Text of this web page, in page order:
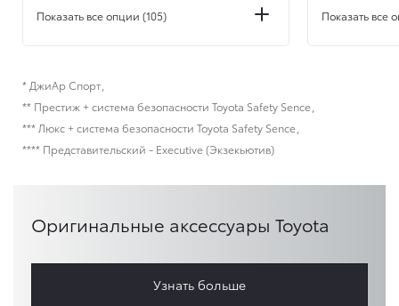
Показать все опции (105) Показать все
* ДжиАр Спорт
** Престиж + система безопасности Toyota Safety Sence
*** Люкс + система безопасности Toyota Safety Sence
**** Представительский - Executive (Экзекьютив)
Оригинальные аксессуары Toyota
Узнать больше